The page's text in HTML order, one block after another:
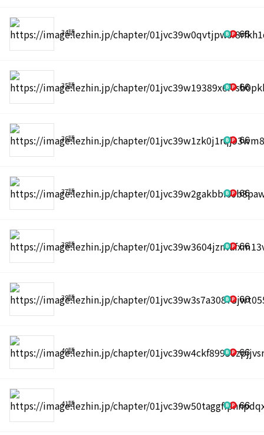
34話 66
35話 66
36話 66
37話 66
38話 66
39話 66
40話 66
41話 66